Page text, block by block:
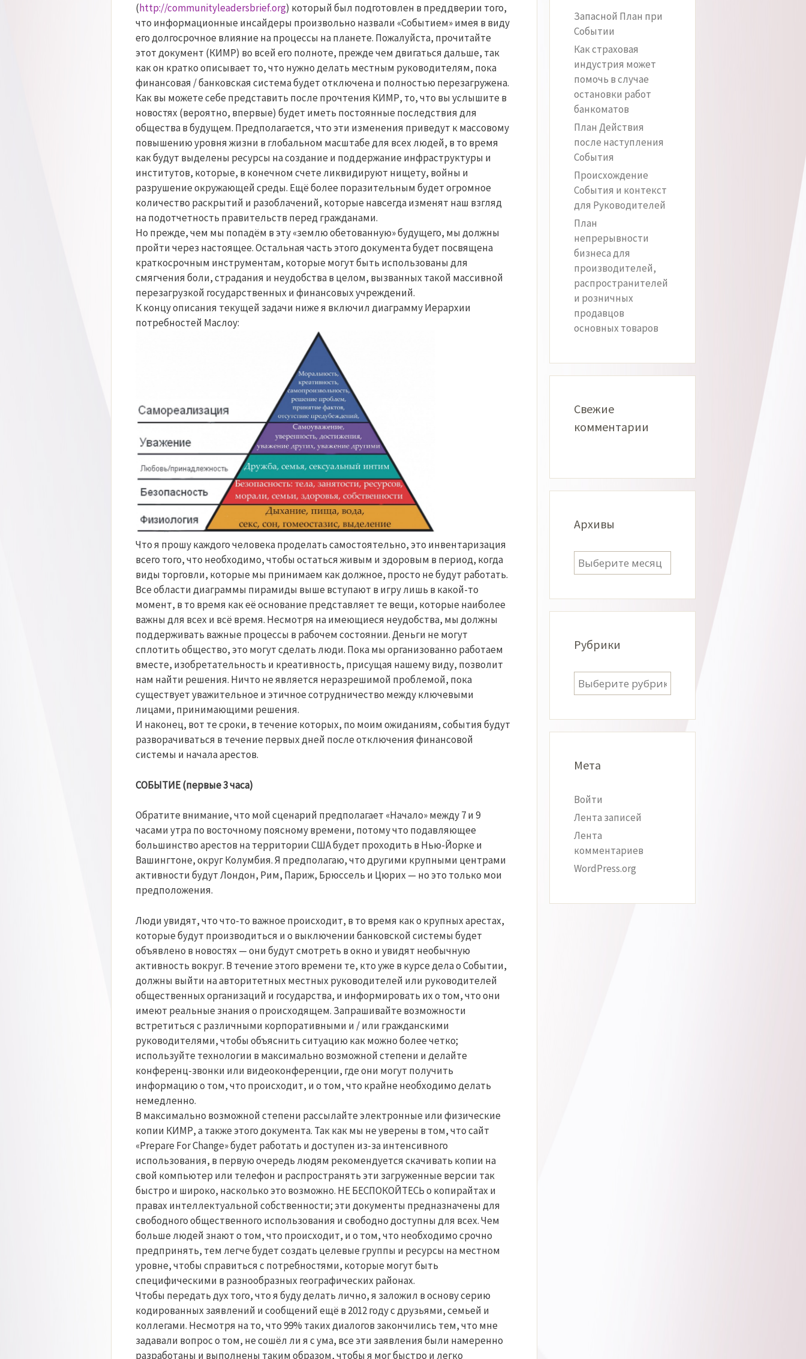
(http://communityleadersbrief.org) который был подготовлен в преддверии того,
что информационные инсайдеры произвольно назвали «Событием» имея в виду
его долгосрочное влияние на процессы на планете. Пожалуйста, прочитайте
этот документ (КИМР) во всей его полноте, прежде чем двигаться дальше, так
как он кратко описывает то, что нужно делать местным руководителям, пока
финансовая / банковская система будет отключена и полностью перезагружена.
Как вы можете себе представить после прочтения КИМР, то, что вы услышите в
новостях (вероятно, впервые) будет иметь постоянные последствия для
общества в будущем. Предполагается, что эти изменения приведут к массовому
повышению уровня жизни в глобальном масштабе для всех людей, в то время
как будут выделены ресурсы на создание и поддержание инфраструктуры и
институтов, которые, в конечном счете ликвидируют нищету, войны и
разрушение окружающей среды. Ещё более поразительным будет огромное
количество раскрытий и разоблачений, которые навсегда изменят наш взгляд
на подотчетность правительств перед гражданами.
Но прежде, чем мы попадём в эту «землю обетованную» будущего, мы должны
пройти через настоящее. Остальная часть этого документа будет посвящена
краткосрочным инструментам, которые могут быть использованы для
смягчения боли, страдания и неудобства в целом, вызванных такой массивной
перезагрузкой государственных и финансовых учреждений.
К концу описания текущей задачи ниже я включил диаграмму Иерархии
потребностей Маслоу:
Что я прошу каждого человека проделать самостоятельно, это инвентаризация
всего того, что необходимо, чтобы остаться живым и здоровым в период, когда
виды торговли, которые мы принимаем как должное, просто не будут работать.
Все области диаграммы пирамиды выше вступают в игру лишь в какой-то
момент, в то время как её основание представляет те вещи, которые наиболее
важны для всех и всё время. Несмотря на имеющиеся неудобства, мы должны
поддерживать важные процессы в рабочем состоянии. Деньги не могут
сплотить общество, это могут сделать люди. Пока мы организованно работаем
вместе, изобретательность и креативность, присущая нашему виду, позволит
нам найти решения. Ничто не является неразрешимой проблемой, пока
существует уважительное и этичное сотрудничество между ключевыми
лицами, принимающими решения.
И наконец, вот те сроки, в течение которых, по моим ожиданиям, события будут
разворачиваться в течение первых дней после отключения финансовой
системы и начала арестов.
СОБЫТИЕ (первые 3 часа)
Обратите внимание, что мой сценарий предполагает «Начало» между 7 и 9
часами утра по восточному поясному времени, потому что подавляющее
большинство арестов на территории США будет проходить в Нью-Йорке и
Вашингтоне, округ Колумбия. Я предполагаю, что другими крупными центрами
активности будут Лондон, Рим, Париж, Брюссель и Цюрих — но это только мои
предположения.
Люди увидят, что что-то важное происходит, в то время как о крупных арестах,
которые будут производиться и о выключении банковской системы будет
объявлено в новостях — они будут смотреть в окно и увидят необычную
активность вокруг. В течение этого времени те, кто уже в курсе дела о Событии,
должны выйти на авторитетных местных руководителей или руководителей
общественных организаций и государства, и информировать их о том, что они
имеют реальные знания о происходящем. Запрашивайте возможности
встретиться с различными корпоративными и / или гражданскими
руководителями, чтобы объяснить ситуацию как можно более четко;
используйте технологии в максимально возможной степени и делайте
конференц-звонки или видеоконференции, где они могут получить
информацию о том, что происходит, и о том, что крайне необходимо делать
немедленно.
В максимально возможной степени рассылайте электронные или физические
копии КИМР, а также этого документа. Так как мы не уверены в том, что сайт
«Prepare For Change» будет работать и доступен из-за интенсивного
использования, в первую очередь людям рекомендуется скачивать копии на
свой компьютер или телефон и распространять эти загруженные версии так
быстро и широко, насколько это возможно. НЕ БЕСПОКОЙТЕСЬ о копирайтах и
правах интеллектуальной собственности; эти документы предназначены для
свободного общественного использования и свободно доступны для всех. Чем
больше людей знают о том, что происходит, и о том, что необходимо срочно
предпринять, тем легче будет создать целевые группы и ресурсы на местном
уровне, чтобы справиться с потребностями, которые могут быть
специфическими в разнообразных географических районах.
Чтобы передать дух того, что я буду делать лично, я заложил в основу серию
кодированных заявлений и сообщений ещё в 2012 году с друзьями, семьей и
коллегами. Несмотря на то, что 99% таких диалогов закончились тем, что мне
задавали вопрос о том, не сошёл ли я с ума, все эти заявления были намеренно
разработаны и выполнены таким образом, чтобы я мог быстро и легко
Запасной План при
Событии
Как страховая
индустрия может
помочь в случае
остановки работ
банкоматов
План Действия
после наступления
События
Происхождение
События и контекст
для Руководителей
План
непрерывности
бизнеса для
производителей,
распространителей
и розничных
продавцов
основных товаров
Свежие
комментарии
Архивы
Архивы
Рубрики
Рубрики
Мета
Войти
Лента записей
Лента
комментариев
WordPress.org